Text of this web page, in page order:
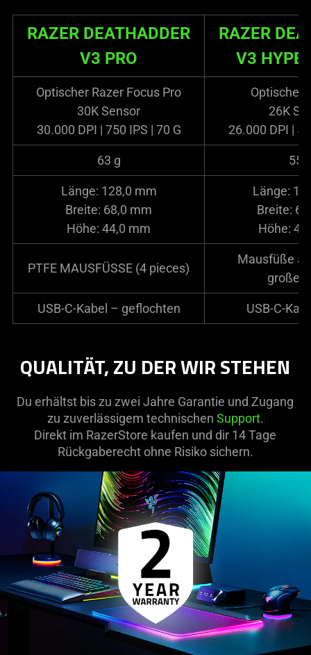
RAZER DEATHADDER
V3 PRO
RAZER
V3
Optischer Razer Focus Pro
30K Sensor
30.000 DPI | 750 IPS | 70 G
Optischer
26K
26.000 DPI |
63 g 55
Länge: 128,0 mm
Breite: 68,0 mm
Höhe: 44,0 mm
Länge:
Breite:
Höhe:
PTFE MAUSFÜSSE (4 pieces)
Mausfüße
große
USB-C-Kabel – geflochten USB-C-
QUALITÄT, ZU DER WIR STEHEN
Du erhältst bis zu zwei Jahre Garantie und Zugang
zu zuverlässigem technischen Support.
Direkt im RazerStore kaufen und dir 14 Tage
Rückgaberecht ohne Risiko sichern.